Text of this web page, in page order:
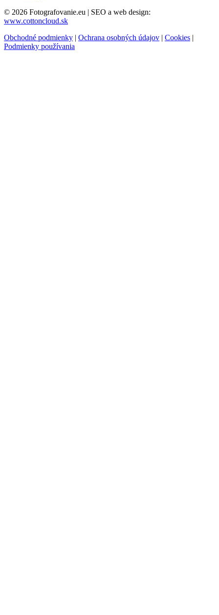
© 2026 Fotografovanie.eu | SEO a web design:
www.cottoncloud.sk
Obchodné podmienky | Ochrana osobných údajov | Cookies |
Podmienky používania